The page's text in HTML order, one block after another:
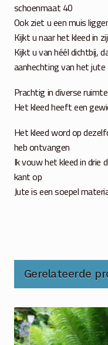
schoenmaat 40
Ook ziet u een muis
Kijkt u naar het kleed in
Kijkt u van héél dichtbij,
aanhechting van het jute
Prachtig in diverse
Het kleed heeft een
Het kleed word op
heb ontvangen
Ik vouw het kleed in drie
kant op
Jute is een soepel
Gerelateerde